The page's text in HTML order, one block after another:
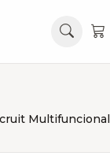
Multifuncional